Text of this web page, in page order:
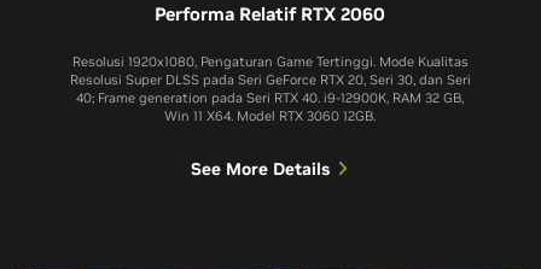
Performa Relatif RTX 2060
Resolusi 1920x1080, Pengaturan Game Tertinggi. Mode Kualitas
Resolusi Super DLSS pada Seri GeForce RTX 20, Seri 30, dan Seri
40; Frame generation pada Seri RTX 40. i9-12900K, RAM 32 GB,
Win 11 X64. Model RTX 3060 12GB.
See More Details